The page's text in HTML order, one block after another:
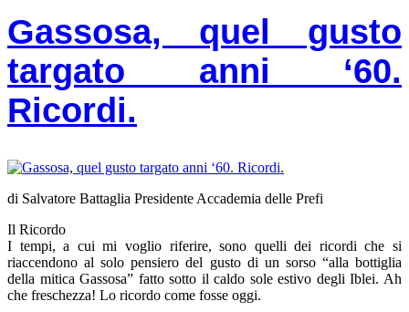
Gassosa, quel gusto
targato anni ‘60.
Ricordi.
di Salvatore Battaglia Presidente Accademia delle Prefi
Il Ricordo
I tempi, a cui mi voglio riferire, sono quelli dei ricordi che si
riaccendono al solo pensiero del gusto di un sorso “alla bottiglia
della mitica Gassosa” fatto sotto il caldo sole estivo degli Iblei. Ah
che freschezza! Lo ricordo come fosse oggi.